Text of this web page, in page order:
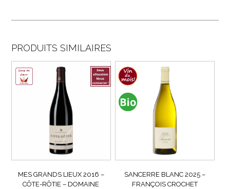
PRODUITS SIMILAIRES
MES GRANDS LIEUX 2016 –
CÔTE-RÔTIE – DOMAINE
SANCERRE BLANC 2025 –
FRANÇOIS CROCHET